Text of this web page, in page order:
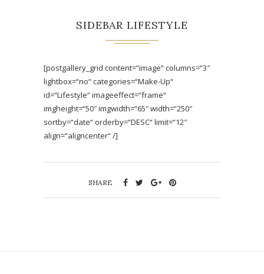
SIDEBAR LIFESTYLE
[postgallery_grid content=“image“ columns=“3″
lightbox=“no“ categories=“Make-Up“
id=“Lifestyle“ imageeffect=“frame“
imgheight=“50″ imgwidth=“65″ width=“250″
sortby=“date“ orderby=“DESC“ limit=“12″
align=“aligncenter“ /]
SHARE